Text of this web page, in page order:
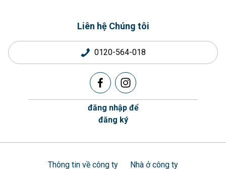
Liên hệ Chúng tôi
0120-564-018
đăng nhập để
đăng ký
Thông tin về công ty Nhà ở công ty